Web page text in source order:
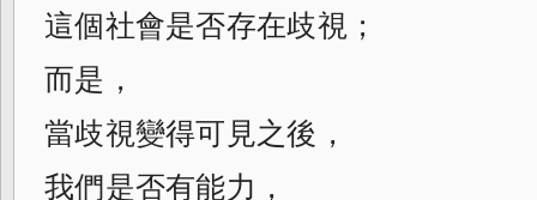
這個社會是否存在歧視；
而是，
當歧視變得可見之後，
我們是否有能力，